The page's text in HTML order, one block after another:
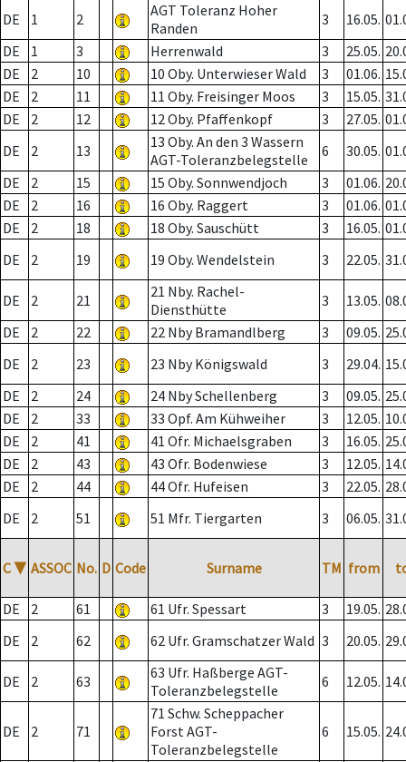
DE
1 2
AGT Toleranz Hoher
Randen
3 16.05.
DE
1 3 Herrenwald 3 25.05.
DE
2 10 10 Oby. Unterwieser Wald 3 01.06.
DE
2 11 11 Oby. Freisinger Moos 3 15.05.
DE
2 12 12 Oby. Pfaffenkopf 3 27.05.
DE
2 13
13 Oby. An den 3 Wassern
AGT-Toleranzbelegstelle
6 30.05.
DE
2 15 15 Oby. Sonnwendjoch 3 01.06.
DE
2 16 16 Oby. Raggert 3 01.06.
DE
2 18 18 Oby. Sauschütt 3 16.05.
DE
2 19 19 Oby. Wendelstein 3 22.05.
DE 2 21
21 Nby. Rachel-
Diensthütte
3 13.05.
DE
2 22 22 Nby Bramandlberg 3 09.05.
DE
2 23 23 Nby Königswald 3 29.04.
DE
2 24 24 Nby Schellenberg 3 09.05.
DE
2 33 33 Opf. Am Kühweiher 3 12.05.
DE
2 41 41 Ofr. Michaelsgraben 3 16.05.
DE
2 43 43 Ofr. Bodenwiese 3 12.05.
DE
2 44 44 Ofr. Hufeisen 3 22.05.
DE
2 51 51 Mfr. Tiergarten 3 06.05.
C ▼ ASSOC No. D Code Surname TM from
DE 2 61 61 Ufr. Spessart 3 19.05.
DE
2 62 62 Ufr. Gramschatzer Wald 3 20.05.
DE 2 63
63 Ufr. Haßberge AGT-
Toleranzbelegstelle
6 12.05.
DE 2 71
71 Schw. Scheppacher
Forst AGT-
Toleranzbelegstelle
6 15.05.